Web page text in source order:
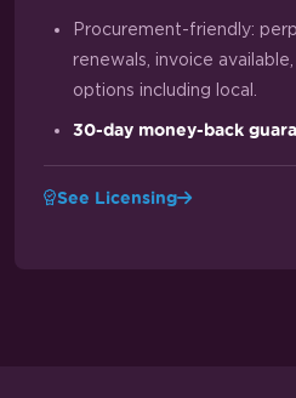
Procurement-friendly:
renewals, invoice
options including local.
30-day money-back
See Licensing